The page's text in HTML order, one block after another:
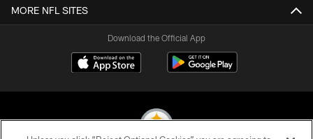
MORE NFL SITES
Download the Official App